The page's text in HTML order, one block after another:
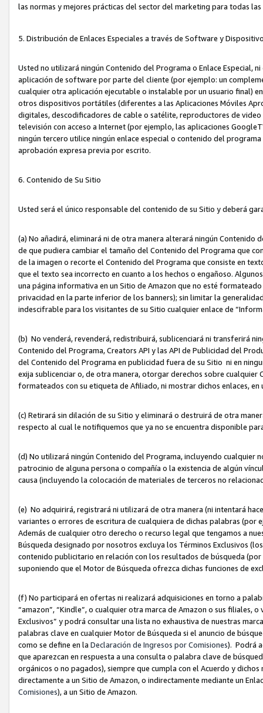
las normas y mejores prácticas del sector del marketing para todas
5. Distribución de Enlaces Especiales a través de Software y
Usted no utilizará ningún Contenido del Programa o Enlace Especial,
aplicación de software por parte del cliente (por ejemplo: un
cualquier otra aplicación ejecutable o instalable por un usuario final)
otros dispositivos portátiles (diferentes a las Aplicaciones Móviles
digitales, descodificadores de cable o satélite, reproductores de
televisión con acceso a Internet (por ejemplo, las aplicaciones
ningún tercero utilice ningún enlace especial o contenido del
aprobación expresa previa por escrito.
6. Contenido de Su Sitio
Usted será el único responsable del contenido de su Sitio y deberá
(a) No añadirá, eliminará ni de otra manera alterará ningún
de que pudiera cambiar el tamaño del Contenido del Programa que
de la imagen o recorte el Contenido del Programa que consiste en
que el texto sea incorrecto en cuanto a los hechos o engañoso.
una página informativa en un Sitio de Amazon que no esté
privacidad en la parte inferior de los banners); sin limitar la
indescifrable para los visitantes de su Sitio cualquier enlace de
(b) No venderá, revenderá, redistribuirá, sublicenciará ni transferirá
Contenido del Programa, Creators API y las API de Publicidad del
del Contenido del Programa en publicidad fuera de su Sitio ni en
exija sublicenciar o, de otra manera, otorgar derechos sobre
formateados con su etiqueta de Afiliado, ni mostrar dichos enlaces,
(c) Retirará sin dilación de su Sitio y eliminará o destruirá de otra
respecto al cual le notifiquemos que ya no se encuentra disponible
(d) No utilizará ningún Contenido del Programa, incluyendo cualquier
patrocinio de alguna persona o compañía o la existencia de algún
causa (incluyendo la colocación de materiales de terceros no
(e) No adquirirá, registrará ni utilizará de otra manera (ni intentará
variantes o errores de escritura de cualquiera de dichas palabras (por
Además de cualquier otro derecho o recurso legal que tengamos a
Búsqueda designado por nosotros excluya los Términos Exclusivos
contenido publicitario en relación con los resultados de búsqueda
suponiendo que el Motor de Búsqueda ofrezca dichas funciones de
(f) No participará en ofertas ni realizará adquisiciones en torno a
“amazon”, “Kindle”, o cualquier otra marca de Amazon o sus filiales,
Exclusivos” y podrá consultar una lista no exhaustiva de nuestras
palabras clave en cualquier Motor de Búsqueda si el anuncio de
como se define en la Declaración de Ingresos por Comisiones). Podrá
que aparezcan en respuesta a una consulta o palabra clave de
orgánicos o no pagados), siempre que cumpla con el Acuerdo y
directamente a un Sitio de Amazon, o indirectamente mediante un
Comisiones), a un Sitio de Amazon.